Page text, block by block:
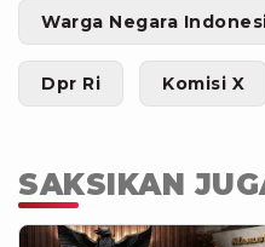
Warga Negara
Dpr Ri Komisi X
SAKSIKAN